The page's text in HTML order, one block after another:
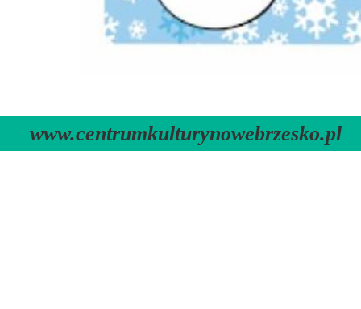
www.centrumkulturynowebrzesko.pl